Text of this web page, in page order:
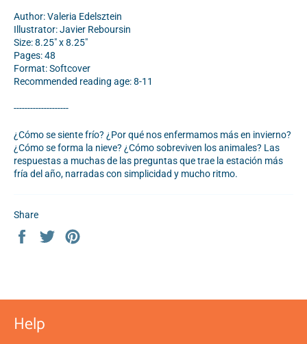
Author: Valeria Edelsztein
Illustrator: Javier Reboursin
Size: 8.25" x 8.25"
Pages: 48
Format: Softcover
Recommended reading age: 8-11
--------------------
¿Cómo se siente frío? ¿Por qué nos enfermamos más en invierno?
¿Cómo se forma la nieve? ¿Cómo sobreviven los animales? Las
respuestas a muchas de las preguntas que trae la estación más
fría del año, narradas con simplicidad y mucho ritmo.
Share
Share
Tweet
Help